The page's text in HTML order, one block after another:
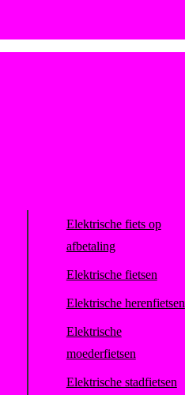
Elektrische fiets op
afbetaling
Elektrische fietsen
Elektrische herenfietsen
Elektrische
moederfietsen
Elektrische stadfietsen